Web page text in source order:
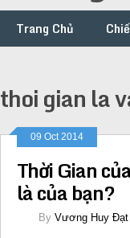
Trang Chủ
thoi gian la
09 Oct 2014
Thời Gian
là của bạn?
By Vương Huy Đạt